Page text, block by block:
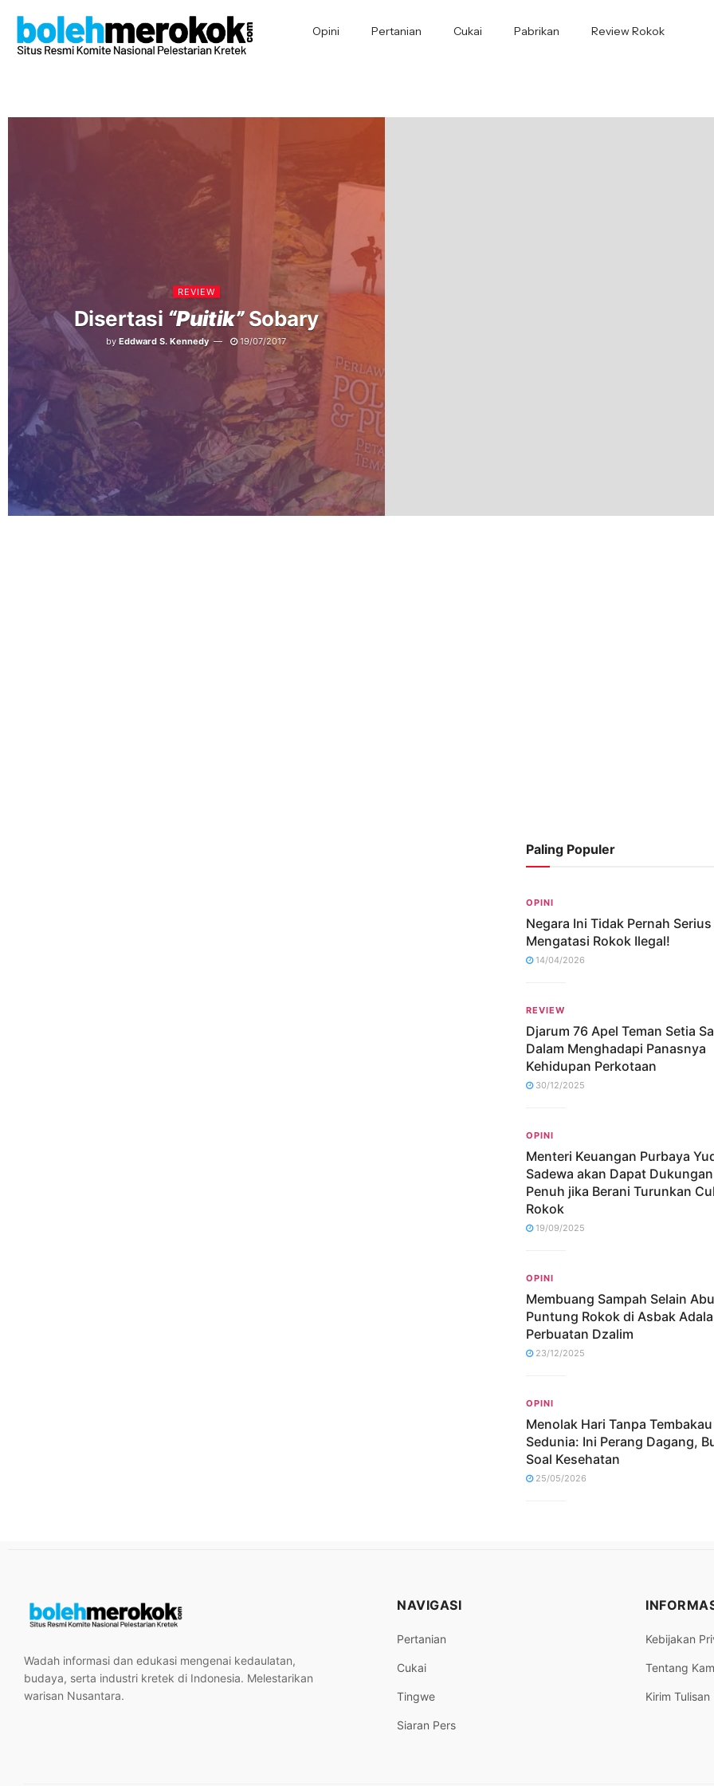
Opini Pertanian Cukai Pabrikan Review Rokok
REVIEW
Disertasi “Puitik”Sobary
by Eddward S. Kennedy 19/07/2017
Paling Populer
OPINI
Negara Ini Tidak Pernah Serius
Mengatasi Rokok Ilegal!
14/04/2026
REVIEW
Djarum 76 Apel Teman Setia
Dalam Menghadapi Panasnya
Kehidupan Perkotaan
30/12/2025
OPINI
Menteri Keuangan Purbaya
Sadewa akan Dapat Dukungan
Penuh jika Berani Turunkan
Rokok
19/09/2025
OPINI
Membuang Sampah Selain
Puntung Rokok di Asbak
Perbuatan Dzalim
23/12/2025
OPINI
Menolak Hari Tanpa Tembakau
Sedunia: Ini Perang Dagang,
Soal Kesehatan
25/05/2026
Wadah informasi dan edukasi mengenai kedaulatan,
budaya, serta industri kretek di Indonesia. Melestarikan
warisan Nusantara.
NAVIGASI
Pertanian
Cukai
Tingwe
Siaran Pers
Kebijakan
Tentang
Kirim Tulisan